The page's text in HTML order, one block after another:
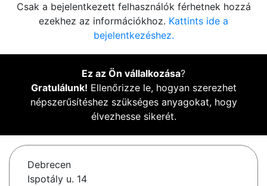
Csak a bejelentkezett felhasználók férhetnek hozzá
ezekhez az információkhoz. Kattints ide a
bejelentkezéshez.
Ez az Ön vállalkozása?
Gratulálunk! Ellenőrizze le, hogyan szerezhet
népszerűsítéshez szükséges anyagokat, hogy
élvezhesse sikerét.
Debrecen
Ispotály u. 14